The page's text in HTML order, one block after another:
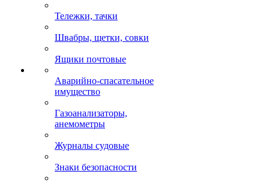
Тележки, тачки
Швабры, щетки, совки
Ящики почтовые
Аварийно-спасательное
имущество
Газоанализаторы,
анемометры
Журналы судовые
Знаки безопасности